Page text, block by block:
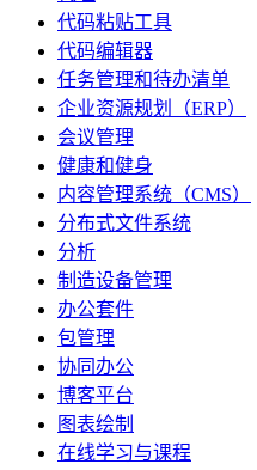
代码粘贴工具
代码编辑器
任务管理和待办清单
企业资源规划（ERP）
会议管理
健康和健身
内容管理系统（CMS）
分布式文件系统
分析
制造设备管理
办公套件
包管理
协同办公
博客平台
图表绘制
在线学习与课程